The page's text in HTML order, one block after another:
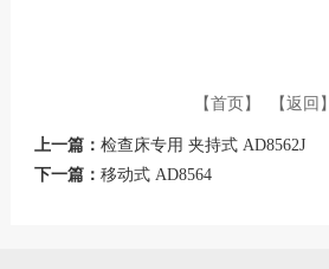
【首页】 【返回】
上一篇： 检查床专用 夹持式 AD8562J
下一篇： 移动式 AD8564